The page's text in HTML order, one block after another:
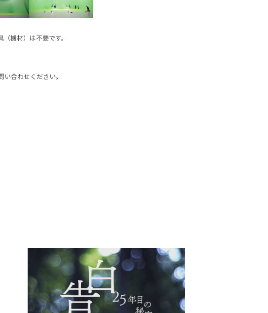
機材）は不要です。
合わせください。